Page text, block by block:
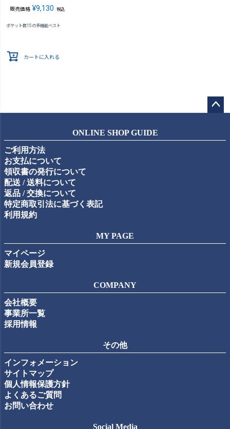
販売価格 ¥9,130 税込
ポケット数15の多機能ベスト
カートに入れる
ップ
ONLINE SHOP GUIDE
ご利用方法
お支払について
領収書の発行について
配送 / 送料について
返品 / 交換について
特定商取引法に基づく表記
利用規約
MY PAGE
マイページ
新規会員登録
COMPANY
会社概要
事業所一覧
採用情報
その他
インフォメーション
サイトマップ
個人情報保護方針
よくあるご質問
お問い合わせ
Social Media